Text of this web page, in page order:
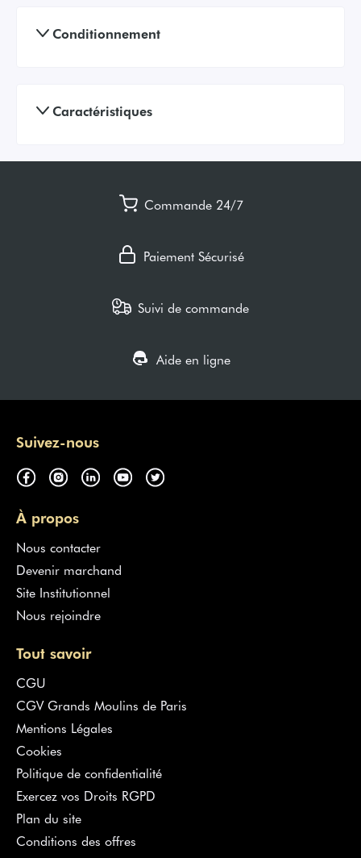
Conditionnement
Caractéristiques
Commande 24/7
Paiement Sécurisé
Suivi de commande
Aide en ligne
Suivez-nous
À propos
Nous contacter
Devenir marchand
Site Institutionnel
Nous rejoindre
Tout savoir
CGU
CGV Grands Moulins de Paris
Mentions Légales
Cookies
Politique de confidentialité
Exercez vos Droits RGPD
Plan du site
Conditions des offres